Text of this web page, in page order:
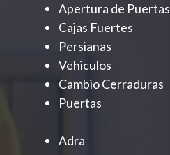
Apertura de Puertas
Cajas Fuertes
Persianas
Vehiculos
Cambio Cerraduras
Puertas
Adra